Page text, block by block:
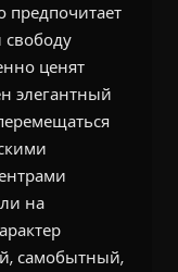
предпочитает
свободу
ценят
элегантный
на
самобытный,